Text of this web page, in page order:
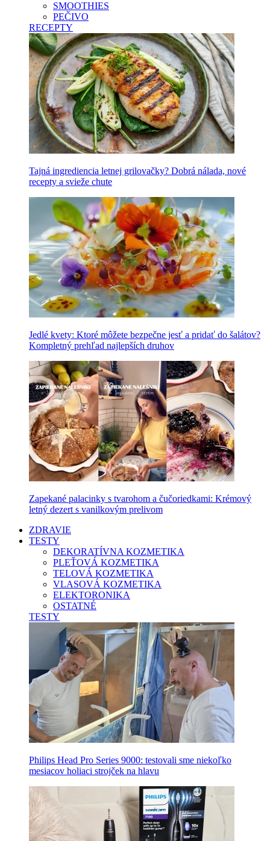
SMOOTHIES
PEČIVO
RECEPTY
Tajná ingrediencia letnej grilovačky? Dobrá nálada, nové
recepty a svieže chute
Jedlé kvety: Ktoré môžete bezpečne jesť a pridať do šalátov?
Kompletný prehľad najlepších druhov
Zapekané palacinky s tvarohom a čučoriedkami: Krémový
letný dezert s vanilkovým prelivom
ZDRAVIE
TESTY
DEKORATÍVNA KOZMETIKA
PLEŤOVÁ KOZMETIKA
TELOVÁ KOZMETIKA
VLASOVÁ KOZMETIKA
ELEKTORONIKA
OSTATNÉ
TESTY
Philips Head Pro Series 9000: testovali sme niekoľko
mesiacov holiaci strojček na hlavu